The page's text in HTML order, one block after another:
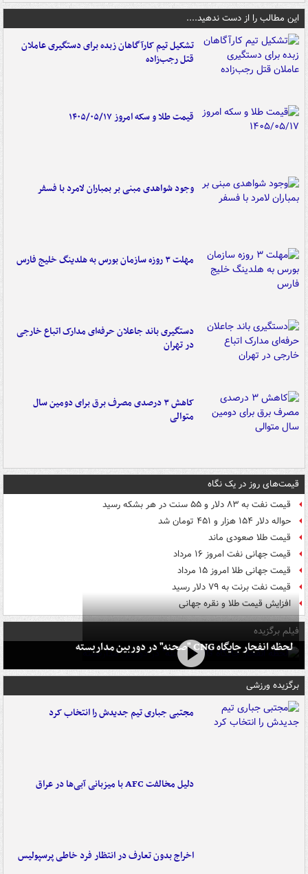
این مطالب را از دست ندهید....
تشکیل تیم کارآگاهان زبده برای دستگیری عاملان
قتل رجب‌زاده
قیمت طلا و سکه امروز ۱۴۰۵/۰۵/۱۷
وجود شواهدی مبنی بر بمباران لامرد با فسفر
مهلت ۳ روزه سازمان بورس به هلدینگ خلیج فارس
دستگیری باند جاعلان حرفه‌ای مدارک اتباع خارجی
در تهران
کاهش ۳ درصدی مصرف برق برای دومین سال
متوالی
قیمت‌های روز در یک نگاه
قیمت نفت به ۸۳ دلار و ۵۵ سنت در هر بشکه رسید
حواله دلار ۱۵۴ هزار و ۴۵۱ تومان شد
قیمت طلا صعودی ماند
قیمت جهانی نفت امروز ۱۶ مرداد
قیمت جهانی طلا امروز ۱۵ مرداد
قیمت نفت برنت به ۷۹ دلار رسید
افزایش قیمت طلا و نقره جهانی
فیلم برگزیده
لحظه انفجار جایگاه CNG "صحنه" در دوربین مداربسته
برگزیده ورزشی
مجتبی جباری تیم جدیدش را انتخاب کرد
دلیل مخالفت AFC با میزبانی آبی‌ها در عراق
اخراج بدون تعارف در انتظار فرد خاطی پرسپولیس